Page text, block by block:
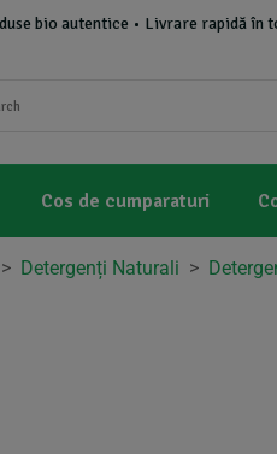
bio autentice • Livrare rapidă în
Cos de cumparaturi
> Detergenți Naturali >